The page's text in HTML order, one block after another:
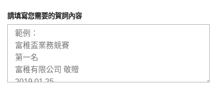
請填寫您需要的賀詞內容